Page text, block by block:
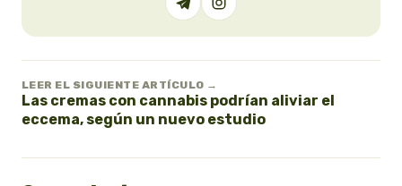
LEER EL SIGUIENTE ARTÍCULO →
Las cremas con cannabis podrían aliviar el
eccema, según un nuevo estudio